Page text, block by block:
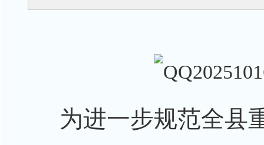
为进一步规范全县